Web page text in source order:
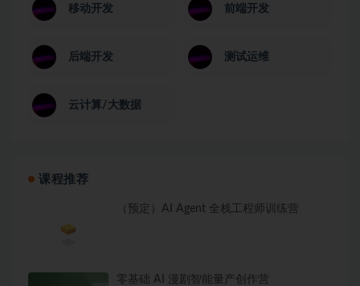
移动开发 前端开发
后端开发 测试运维
云计算/大数据
课程推荐
（预定）AI Agent 全栈工程师训练营
零基础 AI 漫剧智能量产创作营